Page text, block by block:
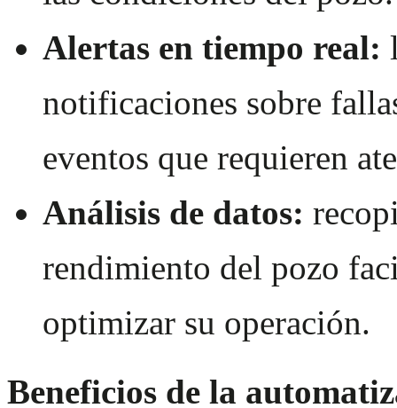
Alertas en tiempo real:
notificaciones sobre
eventos que requieren
Análisis de datos:
rendimiento del pozo
optimizar su operación.
Beneficios de la